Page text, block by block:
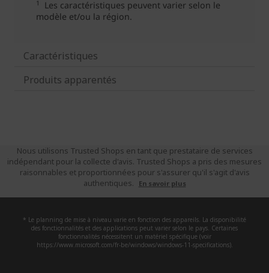
Caractéristiques
Produits apparentés
Nous utilisons Trusted Shops en tant que prestataire de services
indépendant pour la collecte d'avis. Trusted Shops a pris des mesures
raisonnables et proportionnées pour s'assurer qu'il s'agit d'avis
authentiques.
En savoir plus
* Le planning de mise à niveau varie en fonction des appareils. La disponibilité
des fonctionnalités et des applications peut varier selon le pays. Certaines
fonctionnalités nécessitent un matériel spécifique (voir
https://www.microsoft.com/fr-be/windows/windows-11-specifications).